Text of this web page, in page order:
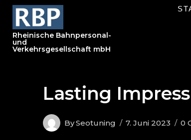
Rheinische Bahnpersonal-
und
Verkehrsgesellschaft mbH
Lasting
BySeotuning 7. Juni 2023 0